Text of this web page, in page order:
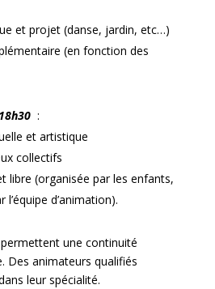
et projet (danse, jardin, etc…)
(en fonction des
:
et artistique
collectifs
libre (organisée par les enfants,
d’animation).
une continuité
Des animateurs qualifiés
leur spécialité.